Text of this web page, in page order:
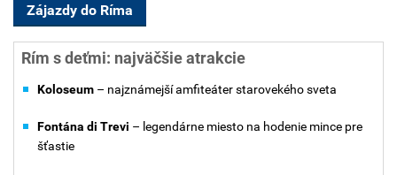
Zájazdy do Ríma
Rím s deťmi: najväčšie atrakcie
Koloseum – najznámejší amfiteáter starovekého sveta
Fontána di Trevi – legendárne miesto na hodenie mince pre
šťastie